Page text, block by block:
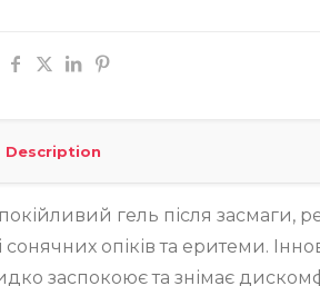
Description
гель після засмаги,
сонячних опіків та еритеми.
заспокоює та знімає